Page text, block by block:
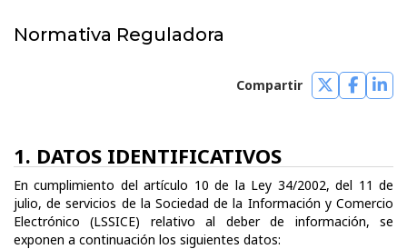
Normativa Reguladora
Compartir
Compartir
1. DATOS IDENTIFICATIVOS
En cumplimiento del artículo 10 de la Ley 34/2002, del 11 de
julio, de servicios de la Sociedad de la Información y Comercio
Electrónico (LSSICE) relativo al deber de información, se
exponen a continuación los siguientes datos: